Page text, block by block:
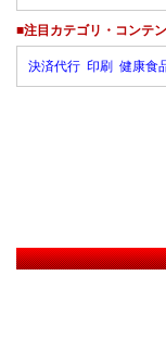
■注目カテゴリ・コンテ
決済代行 印刷 健康食